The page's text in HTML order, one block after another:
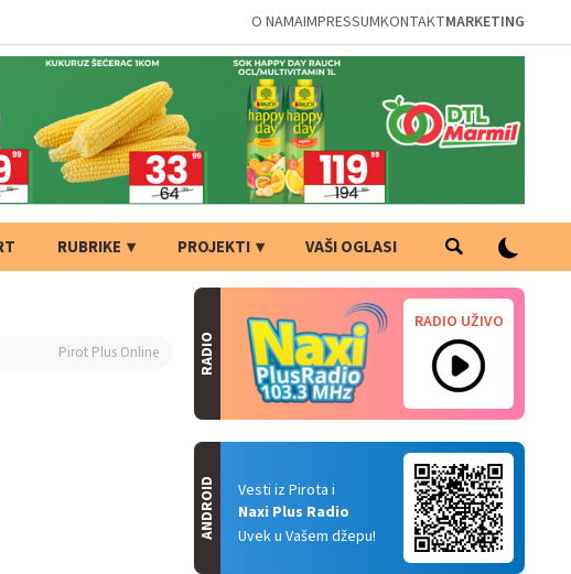
O NAMAIMPRESSUMKONTAKTMARKETING
RUBRIKE PROJEKTI VAŠI OGLASI
Pirot Plus Online RADIO
RADIO UŽIVO
Vesti iz Pirota i
Naxi Plus Radio
Uvek u Vašem džepu!
ANDROID